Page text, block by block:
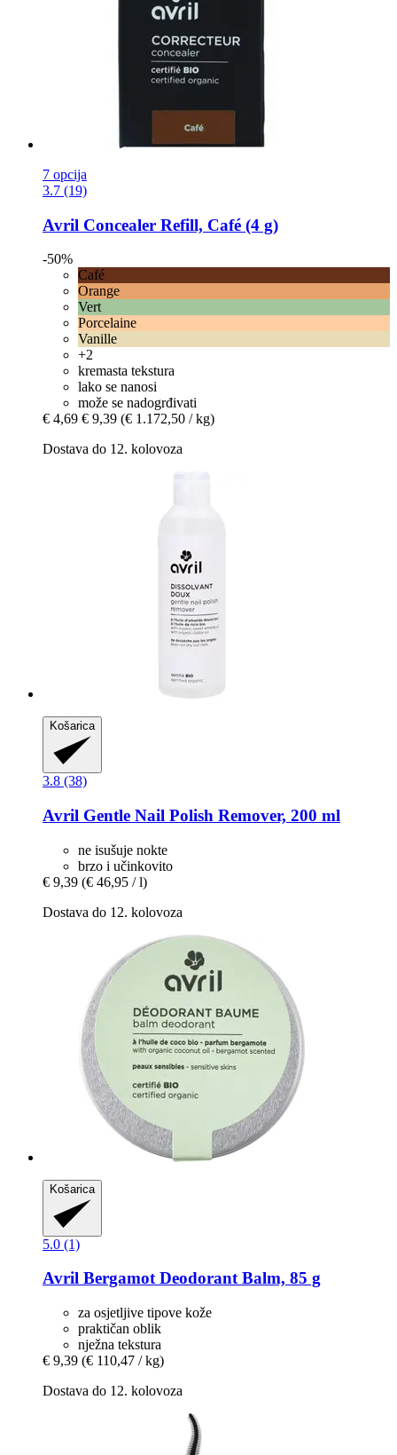
7 opcija
3.7 (19)
Avril Concealer Refill, Café (4 g)
-50%
Café
Orange
Vert
Porcelaine
Vanille
+2
kremasta tekstura
lako se nanosi
može se nadogrđivati
€ 4,69 € 9,39 (€ 1.172,50 / kg)
Dostava do 12. kolovoza
Košarica
3.8 (38)
Avril Gentle Nail Polish Remover, 200 ml
ne isušuje nokte
brzo i učinkovito
€ 9,39 (€ 46,95 / l)
Dostava do 12. kolovoza
Košarica
5.0 (1)
Avril Bergamot Deodorant Balm, 85 g
za osjetljive tipove kože
praktičan oblik
nježna tekstura
€ 9,39 (€ 110,47 / kg)
Dostava do 12. kolovoza